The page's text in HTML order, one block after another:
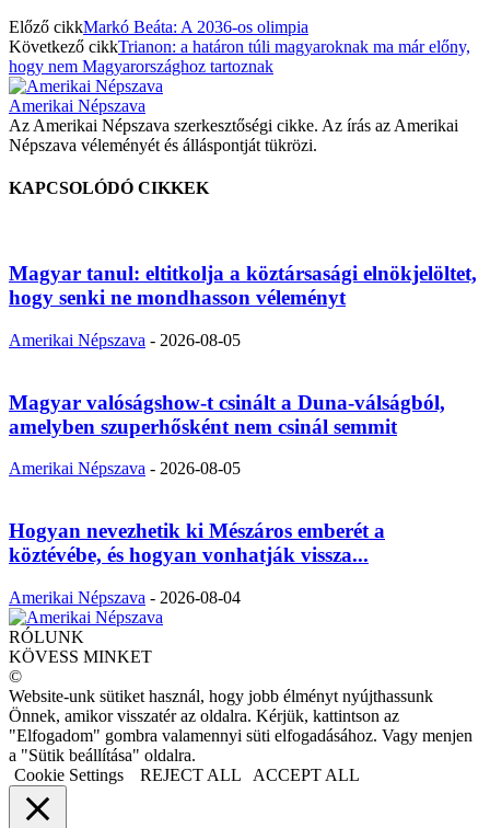
Előző cikkMarkó Beáta: A 2036-os olimpia
Következő cikkTrianon: a határon túli magyaroknak ma már előny,
hogy nem Magyarországhoz tartoznak
Amerikai Népszava
Az Amerikai Népszava szerkesztőségi cikke. Az írás az Amerikai
Népszava véleményét és álláspontját tükrözi.
KAPCSOLÓDÓ CIKKEK
Magyar tanul: eltitkolja a köztársasági elnökjelöltet,
hogy senki ne mondhasson véleményt
Amerikai Népszava - 2026-08-05
Magyar valóságshow-t csinált a Duna-válságból,
amelyben szuperhősként nem csinál semmit
Amerikai Népszava - 2026-08-05
Hogyan nevezhetik ki Mészáros emberét a
köztévébe, és hogyan vonhatják vissza...
Amerikai Népszava - 2026-08-04
RÓLUNK
KÖVESS MINKET
©
Website-unk sütiket használ, hogy jobb élményt nyújthassunk
Önnek, amikor visszatér az oldalra. Kérjük, kattintson az
"Elfogadom" gombra valamennyi süti elfogadásához. Vagy menjen
a "Sütik beállítása" oldalra.
Cookie Settings
REJECT ALL ACCEPT ALL